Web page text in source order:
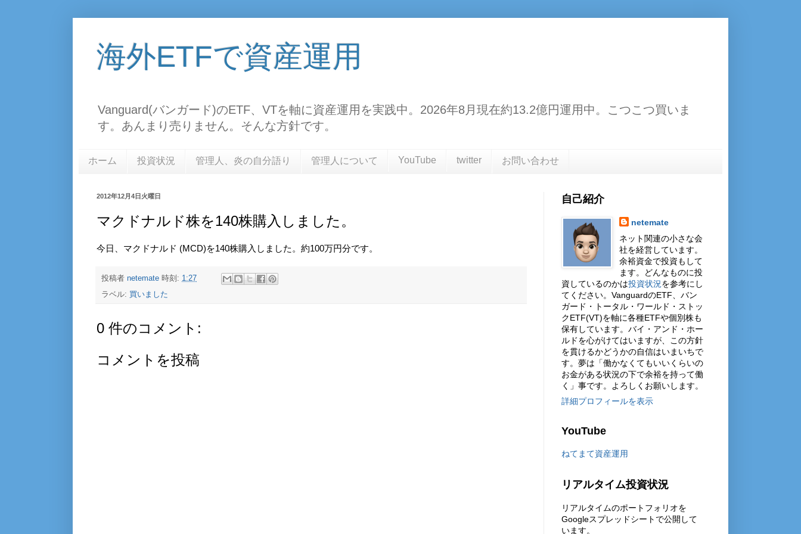
海外ETFで資産運用
Vanguard(バンガード)のETF、VTを軸に資産運用を実践中。2026年8月現在約13.2億円運用中。こつこつ買いま
す。あんまり売りません。そんな方針です。
ホーム 投資状況 管理人、炎の自分語り 管理人について YouTube twitter お問い合わせ
2012年12月4日火曜日
マクドナルド株を140株購入しました。
今日、マクドナルド (MCD)を140株購入しました。約100万円分です。
投稿者 netemate 時刻: 1:27
ラベル: 買いました
0 件のコメント:
コメントを投稿
自己紹介
netemate
ネット関連の小さな会
社を経営しています。
余裕資金で投資もして
ます。どんなものに投
資しているのかは投資状況を参考にし
てください。VanguardのETF、バン
ガード・トータル・ワールド・ストッ
クETF(VT)を軸に各種ETFや個別株も
保有しています。バイ・アンド・ホー
ルドを心がけてはいますが、この方針
を貫けるかどうかの自信はいまいちで
す。夢は「働かなくてもいいくらいの
お金がある状況の下で余裕を持って働
く」事です。よろしくお願いします。
詳細プロフィールを表示
YouTube
ねてまて資産運用
リアルタイム投資状況
リアルタイムのポートフォリオを
Googleスプレッドシートで公開して
います。